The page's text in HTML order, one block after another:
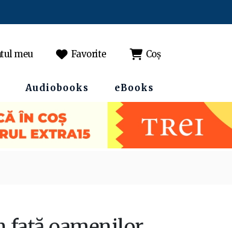
meu Favorite Coș
Audiobooks eBooks